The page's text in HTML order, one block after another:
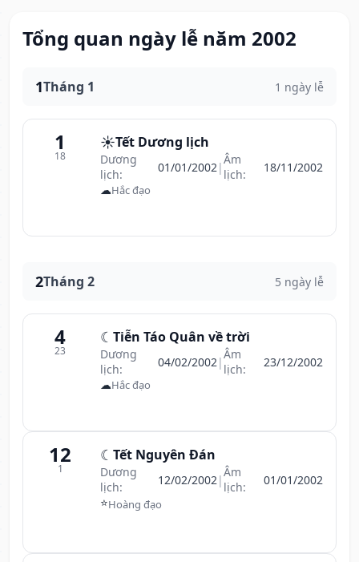
Tổng quan ngày lễ năm 2002
1Tháng 1 1 ngày lễ
1
18
☀️Tết Dương lịch
Dương
lịch:
01/01/2002 |Âm
lịch:
18/11/2002
☁Hắc đạo
2Tháng 2 5 ngày lễ
4
23
☾ Tiễn Táo Quân về trời
Dương
lịch:
04/02/2002 |Âm
lịch:
23/12/2002
☁Hắc đạo
12
1
☾ Tết Nguyên Đán
Dương
lịch:
12/02/2002 |Âm
lịch:
01/01/2002
⭐Hoàng đạo